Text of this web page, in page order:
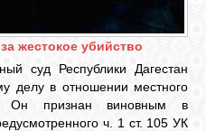
жестокое убийство
суд Республики Дагестан
делу в отношении местного
Он признан виновным в
ч. 1 ст. 105 УК